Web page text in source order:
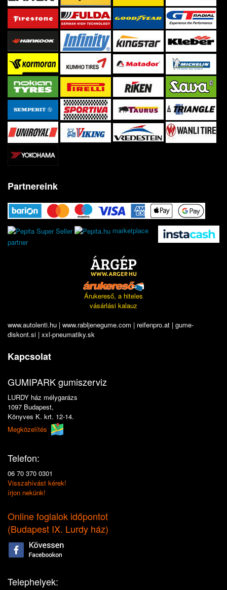
Partnereink
marketplace
partner
Árukereső, a hiteles
vásárlási kalauz
www.autolenti.hu | www.rabljenegume.com | reifenpro.at | gume-
diskont.si | xxl-pneumatiky.sk
Kapcsolat
GUMIPARK gumiszerviz
LURDY ház mélygarázs
1097 Budapest,
Könyves K. krt. 12-14.
Megközelítés
Telefon:
06 70 370 0301
Visszahívást kérek!
írjon nekünk!
Online foglalok időpontot
(Budapest IX. Lurdy ház)
Telephelyek: